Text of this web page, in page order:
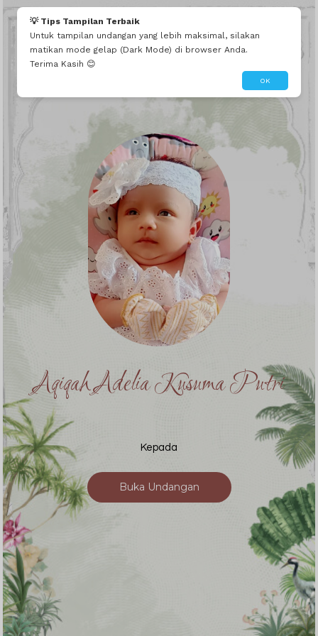
💡 Tips Tampilan Terbaik
Untuk tampilan undangan yang lebih maksimal, silakan
matikan mode gelap (Dark Mode) di browser Anda.
Terima Kasih 😊
OK
Aqiqah Adelia Kusuma Putri
Kepada
Buka Undangan